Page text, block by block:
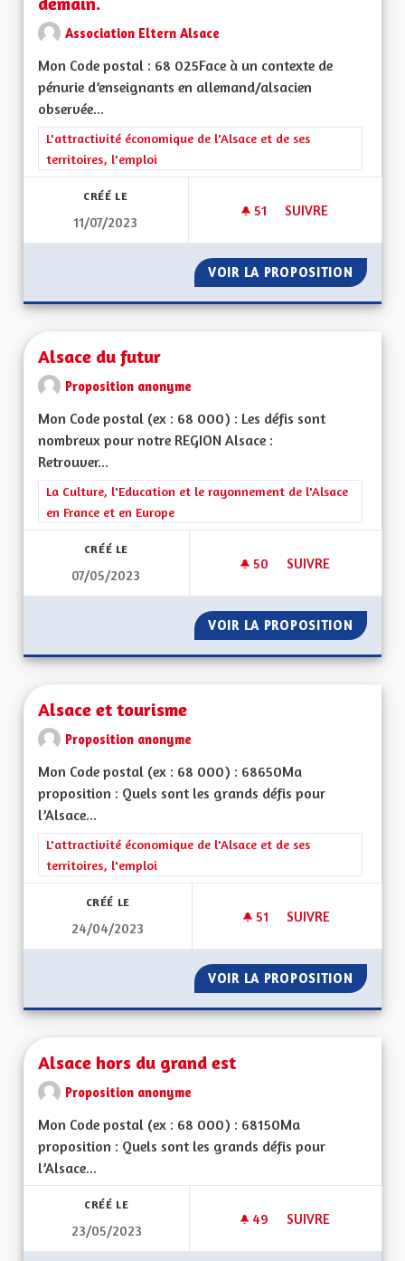
Association Eltern Alsace
Mon Code postal : 68 025Face à un contexte de
pénurie d’enseignants en allemand/alsacien
observée...
Filtrer les résultats de la catégorie : L'attractivité
L'attractivité économique de l'Alsace et de ses
territoires, l'emploi
CRÉÉ LE
11/07/2023
51 51 ABONNÉS
SUIVRE
VOIR LA PROPOSITION
Alsace du futur
Proposition anonyme
Mon Code postal (ex : 68 000) : Les défis sont
nombreux pour notre REGION Alsace :
Retrouver...
Filtrer les résultats de la catégorie : La Culture, l'Education et
La Culture, l'Education et le rayonnement de l'Alsace
en France et en Europe
CRÉÉ LE
07/05/2023
50 50 ABONNÉS
SUIVRE
VOIR LA PROPOSITION
Alsace et tourisme
Proposition anonyme
Mon Code postal (ex : 68 000) : 68650Ma
proposition : Quels sont les grands défis pour
l’Alsace...
Filtrer les résultats de la catégorie : L'attractivité
L'attractivité économique de l'Alsace et de ses
territoires, l'emploi
CRÉÉ LE
24/04/2023
51 51 ABONNÉS
SUIVRE
VOIR LA PROPOSITION
Alsace hors du grand est
Proposition anonyme
Mon Code postal (ex : 68 000) : 68150Ma
proposition : Quels sont les grands défis pour
l’Alsace...
CRÉÉ LE
23/05/2023
49 49 ABONNÉS
SUIVRE